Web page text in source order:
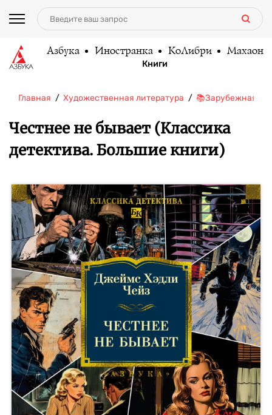
Азбука Иностранка КоЛибри Махаон
Книги
Главная Художественная литература 📚Зарубежная
Честнее не бывает (Классика
детектива. Большие книги)